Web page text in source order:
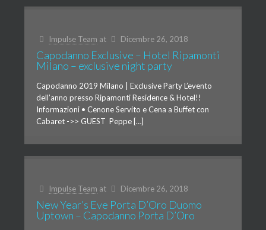
Impulse Team at Dicembre 26, 2018
Capodanno Exclusive – Hotel Ripamonti
Milano – exclusive night party
Capodanno 2019 Milano | Exclusive Party L’evento
dell’anno presso Ripamonti Residence & Hotel!!
Informazioni • Cenone Servito e Cena a Buffet con
Cabaret ->> GUEST Peppe […]
Impulse Team at Dicembre 26, 2018
New Year’s Eve Porta D’Oro Duomo
Uptown – Capodanno Porta D’Oro